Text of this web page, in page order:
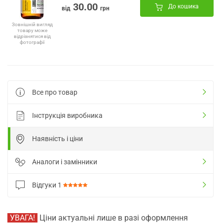
Зовнішній вигляд
товару може
відрізнятися від
фотографії
від 30.00 грн До кошика
Все про товар
Інструкція виробника
Наявність і ціни
Аналоги і замінники
Відгуки 1
УВАГА! Ціни актуальні лише в разі оформлення